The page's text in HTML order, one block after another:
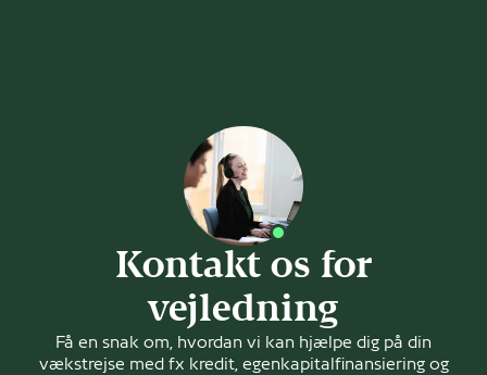
Kontakt os for
vejledning
Få en snak om, hvordan vi kan hjælpe dig på din
vækstrejse med fx kredit, egenkapitalfinansiering og